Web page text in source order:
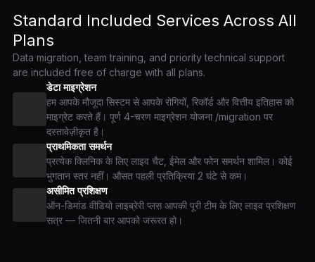
Standard Included Services Across All
Plans
Data migration, team training, and priority technical support
are included free of charge with all plans.
डेटा माइग्रेशन
हम आपके मौजूदा सिस्टम से आपके रोगियों, रिकॉर्ड और वित्तीय इतिहास को
माइग्रेट करते हैं। पूर्ण 4-चरण माइग्रेशन योजना /migration पर
दस्तावेज़ीकृत है।
प्राथमिकता समर्थन
प्रत्येक क्लिनिक के लिए लाइव चैट, ईमेल और फोन समर्थन शामिल। कोई
भुगतान स्तर नहीं। औसत पहली प्रतिक्रिया 2 घंटे से कम।
असीमित प्रशिक्षण
ऑन-डिमांड वीडियो लाइब्रेरी प्लस आपकी पूरी टीम के लिए लाइव प्रशिक्षण
सत्र — जितनी बार आपको जरूरत हो।